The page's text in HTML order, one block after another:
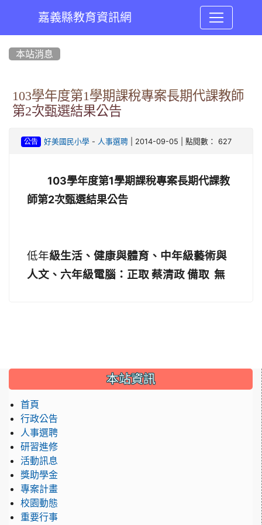
嘉義縣教育資訊網
本站消息
103學年度第1學期課稅專案長期代課教師
第2次甄選結果公告
公告 好美國民小學- 人事選聘| 2014-09-05 | 點閱數： 627
103學年度第1學期課稅專案長期代課教
師第2次甄選結果公告
低年級生活、健康與體育、中年級藝術與
人文、六年級電腦：正取 蔡清政 備取 無
::: 本站資訊
首頁
行政公告
人事選聘
研習進修
活動訊息
獎助學金
專案計畫
校園動態
重要行事